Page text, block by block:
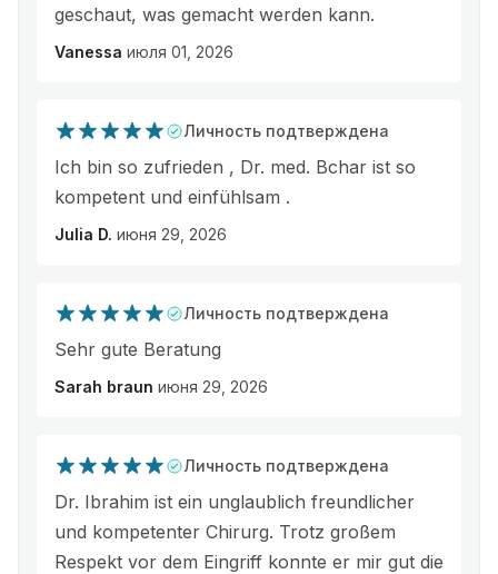
geschaut, was gemacht werden kann.
Vanessa июля 01, 2026
Личность подтверждена
Ich bin so zufrieden , Dr. med. Bchar ist so
kompetent und einfühlsam .
Julia D. июня 29, 2026
Личность подтверждена
Sehr gute Beratung
Sarah braun июня 29, 2026
Личность подтверждена
Dr. Ibrahim ist ein unglaublich freundlicher
und kompetenter Chirurg. Trotz großem
Respekt vor dem Eingriff konnte er mir gut die